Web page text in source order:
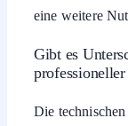
eine weitere
Gibt es
Die